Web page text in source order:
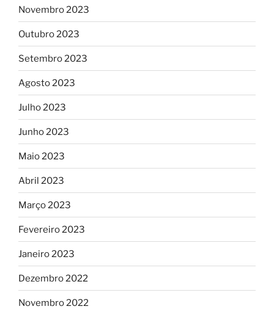
Novembro 2023
Outubro 2023
Setembro 2023
Agosto 2023
Julho 2023
Junho 2023
Maio 2023
Abril 2023
Março 2023
Fevereiro 2023
Janeiro 2023
Dezembro 2022
Novembro 2022